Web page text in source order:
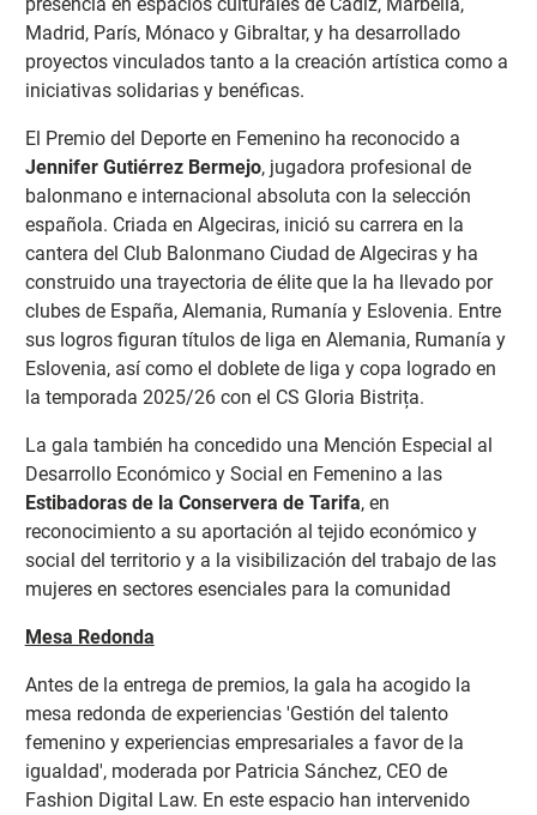
Madrid, París, Mónaco y Gibraltar, y ha desarrollado
proyectos vinculados tanto a la creación artística como a
iniciativas solidarias y benéficas.
El Premio del Deporte en Femenino ha reconocido a
Jennifer Gutiérrez Bermejo, jugadora profesional de
balonmano e internacional absoluta con la selección
española. Criada en Algeciras, inició su carrera en la
cantera del Club Balonmano Ciudad de Algeciras y ha
construido una trayectoria de élite que la ha llevado por
clubes de España, Alemania, Rumanía y Eslovenia. Entre
sus logros figuran títulos de liga en Alemania, Rumanía y
Eslovenia, así como el doblete de liga y copa logrado en
la temporada 2025/26 con el CS Gloria Bistrița.
La gala también ha concedido una Mención Especial al
Desarrollo Económico y Social en Femenino a las
Estibadoras de la Conservera de Tarifa, en
reconocimiento a su aportación al tejido económico y
social del territorio y a la visibilización del trabajo de las
mujeres en sectores esenciales para la comunidad
Mesa Redonda
Antes de la entrega de premios, la gala ha acogido la
mesa redonda de experiencias 'Gestión del talento
femenino y experiencias empresariales a favor de la
igualdad', moderada por Patricia Sánchez, CEO de
Fashion Digital Law. En este espacio han intervenido